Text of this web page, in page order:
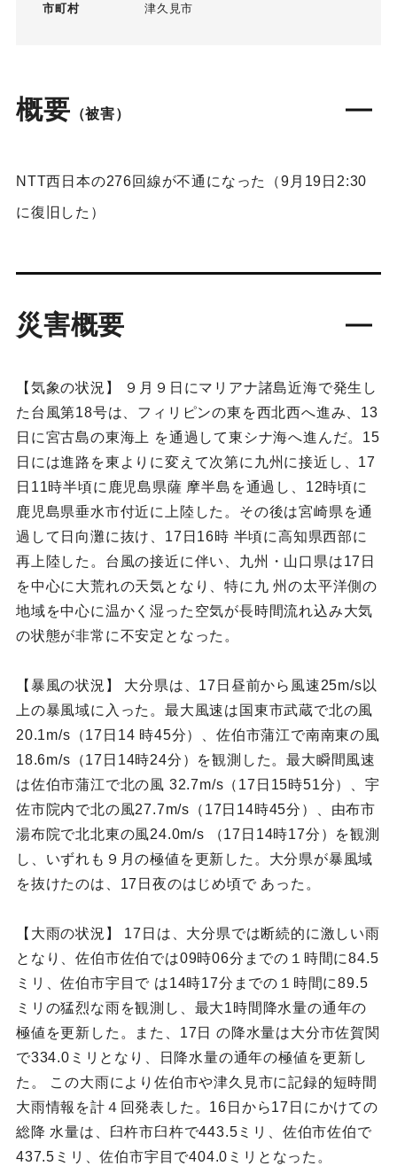
市町村 津久見市
概要 （被害）
NTT西日本の276回線が不通になった（9月19日2:30
に復旧した）
災害概要
【気象の状況】 ９月９日にマリアナ諸島近海で発生し
た台風第18号は、フィリピンの東を西北西へ進み、13
日に宮古島の東海上 を通過して東シナ海へ進んだ。15
日には進路を東よりに変えて次第に九州に接近し、17
日11時半頃に鹿児島県薩 摩半島を通過し、12時頃に
鹿児島県垂水市付近に上陸した。その後は宮崎県を通
過して日向灘に抜け、17日16時 半頃に高知県西部に
再上陸した。台風の接近に伴い、九州・山口県は17日
を中心に大荒れの天気となり、特に九 州の太平洋側の
地域を中心に温かく湿った空気が長時間流れ込み大気
の状態が非常に不安定となった。
【暴風の状況】 大分県は、17日昼前から風速25m/s以
上の暴風域に入った。最大風速は国東市武蔵で北の風
20.1m/s（17日14 時45分）、佐伯市蒲江で南南東の風
18.6m/s（17日14時24分）を観測した。最大瞬間風速
は佐伯市蒲江で北の風 32.7m/s（17日15時51分）、宇
佐市院内で北の風27.7m/s（17日14時45分）、由布市
湯布院で北北東の風24.0m/s （17日14時17分）を観測
し、いずれも９月の極値を更新した。大分県が暴風域
を抜けたのは、17日夜のはじめ頃で あった。
【大雨の状況】 17日は、大分県では断続的に激しい雨
となり、佐伯市佐伯では09時06分までの１時間に84.5
ミリ、佐伯市宇目で は14時17分までの１時間に89.5
ミリの猛烈な雨を観測し、最大1時間降水量の通年の
極値を更新した。また、17日 の降水量は大分市佐賀関
で334.0ミリとなり、日降水量の通年の極値を更新し
た。 この大雨により佐伯市や津久見市に記録的短時間
大雨情報を計４回発表した。16日から17日にかけての
総降 水量は、臼杵市臼杵で443.5ミリ、佐伯市佐伯で
437.5ミリ、佐伯市宇目で404.0ミリとなった。